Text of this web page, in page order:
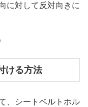
に対して反対向きに
ける方法
、シートベルトホル